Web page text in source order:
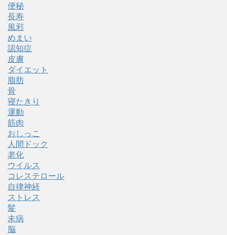
便秘
長寿
風邪
めまい
認知症
皮膚
ダイエット
脂肪
骨
寝たきり
運動
筋肉
おしっこ
人間ドック
老化
ウイルス
コレステロール
自律神経
ストレス
髪
未病
脳